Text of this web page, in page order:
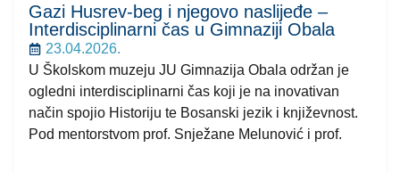
Gazi Husrev-beg i njegovo naslijeđe –
Interdisciplinarni čas u Gimnaziji Obala
23.04.2026.
​U Školskom muzeju JU Gimnazija Obala održan je
ogledni interdisciplinarni čas koji je na inovativan
način spojio Historiju te Bosanski jezik i književnost.
Pod mentorstvom prof. Snježane Melunović i prof.